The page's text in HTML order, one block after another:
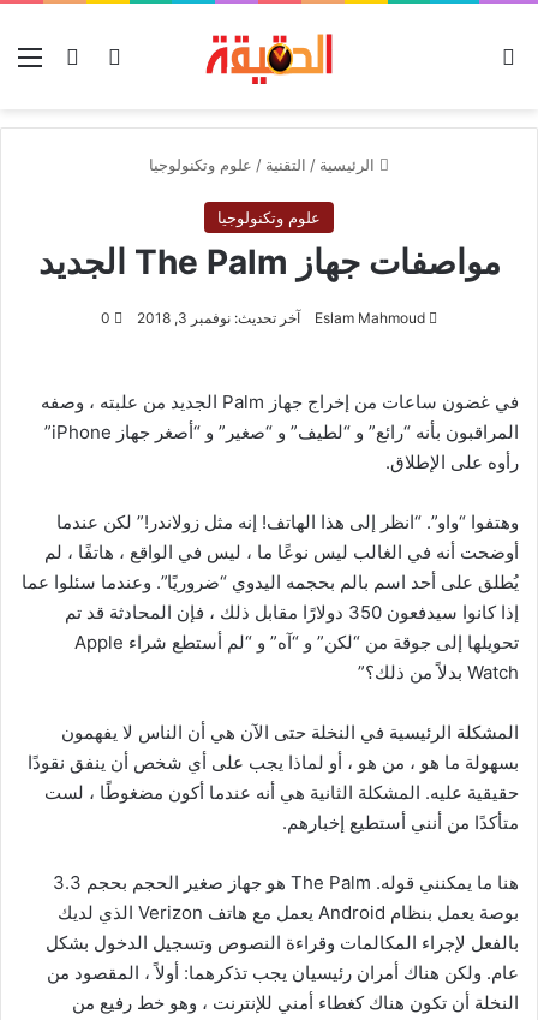
بحثتسجيل
الرئيسية / التقنية / علوم وتكنولوجيا
علوم وتكنولوجيا
مواصفات جهاز The Palm الجديد
Eslam Mahmoud آخر تحديث: نوفمبر 3, 2018 0
في غضون ساعات من إخراج جهاز Palm الجديد من علبته ، وصفه
المراقبون بأنه “رائع” و “لطيف” و “صغير” و “أصغر جهاز iPhone”
رأوه على الإطلاق.
وهتفوا “واو”. “انظر إلى هذا الهاتف! إنه مثل زولاندر!” لكن عندما
أوضحت أنه في الغالب ليس نوعًا ما ، ليس في الواقع ، هاتفًا ، لم
يُطلق على أحد اسم بالم بحجمه اليدوي “ضروريًا”. وعندما سئلوا عما
إذا كانوا سيدفعون 350 دولارًا مقابل ذلك ، فإن المحادثة قد تم
تحويلها إلى جوقة من “لكن” و “آه” و “لم أستطع شراء Apple
Watch بدلاً من ذلك؟”
المشكلة الرئيسية في النخلة حتى الآن هي أن الناس لا يفهمون
بسهولة ما هو ، من هو ، أو لماذا يجب على أي شخص أن ينفق نقودًا
حقيقية عليه. المشكلة الثانية هي أنه عندما أكون مضغوطًا ، لست
متأكدًا من أنني أستطيع إخبارهم.
هنا ما يمكنني قوله. The Palm هو جهاز صغير الحجم بحجم 3.3
بوصة يعمل بنظام Android يعمل مع هاتف Verizon الذي لديك
بالفعل لإجراء المكالمات وقراءة النصوص وتسجيل الدخول بشكل
عام. ولكن هناك أمران رئيسيان يجب تذكرهما: أولاً ، المقصود من
النخلة أن تكون هناك كغطاء أمني للإنترنت ، وهو خط رفيع من